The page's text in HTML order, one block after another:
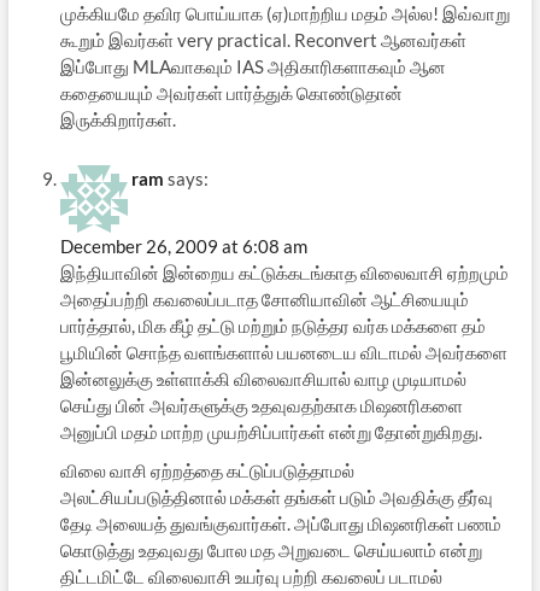
முக்கியமே தவிர பொய்யாக (ஏ)மாற்றிய மதம் அல்ல! இவ்வாறு
கூறும் இவர்கள் very practical. Reconvert ஆனவர்கள்
இப்போது MLAவாகவும் IAS அதிகாரிகளாகவும் ஆன
கதையையும் அவர்கள் பார்த்துக் கொண்டுதான்
இருக்கிறார்கள்.
ram says:
December 26, 2009 at 6:08 am
இந்தியாவின் இன்றைய கட்டுக்கடங்காத விலைவாசி ஏற்றமும்
அதைப்பற்றி கவலைப்படாத சோனியாவின் ஆட்சியையும்
பார்த்தால், மிக கீழ் தட்டு மற்றும் நடுத்தர வர்க மக்களை தம்
பூமியின் சொந்த வளங்களால் பயனடைய விடாமல் அவர்களை
இன்னலுக்கு உள்ளாக்கி விலைவாசியால் வாழ முடியாமல்
செய்து பின் அவர்களுக்கு உதவுவதற்காக மிஷனரிகளை
அனுப்பி மதம் மாற்ற முயற்சிப்பார்கள் என்று தோன்றுகிறது.
விலை வாசி ஏற்றத்தை கட்டுப்படுத்தாமல்
அலட்சியப்படுத்தினால் மக்கள் தங்கள் படும் அவதிக்கு தீர்வு
தேடி அலையத் துவங்குவார்கள். அப்போது மிஷனரிகள் பணம்
கொடுத்து உதவுவது போல மத அறுவடை செய்யலாம் என்று
திட்டமிட்டே விலைவாசி உயர்வு பற்றி கவலைப் படாமல்